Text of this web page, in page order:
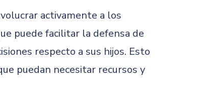
activamente a los
puede facilitar la defensa de
respecto a sus hijos. Esto
puedan necesitar recursos y